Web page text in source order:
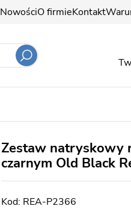
NowościO firmieKontakt
Zestaw natryskowy
czarnym Old Black
REA-P2366